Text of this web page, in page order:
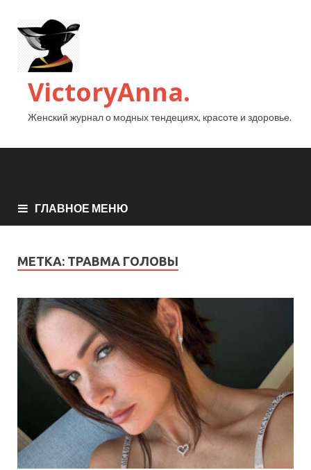
VictoryAnna.
Женский журнал о модных тендециях, красоте и здоровье.
ГЛАВНОЕ МЕНЮ
МЕТКА: ТРАВМА ГОЛОВЫ